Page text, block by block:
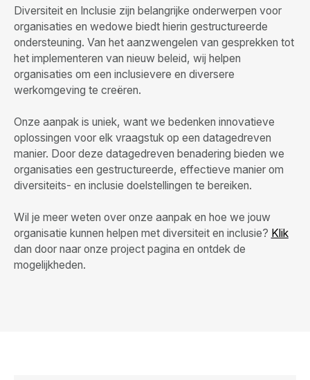
Diversiteit en Inclusie zijn belangrijke onderwerpen voor
organisaties en wedowe biedt hierin gestructureerde
ondersteuning. Van het aanzwengelen van gesprekken tot
het implementeren van nieuw beleid, wij helpen
organisaties om een inclusievere en diversere
werkomgeving te creëren.
Onze aanpak is uniek, want we bedenken innovatieve
oplossingen voor elk vraagstuk op een datagedreven
manier. Door deze datagedreven benadering bieden we
organisaties een gestructureerde, effectieve manier om
diversiteits- en inclusie doelstellingen te bereiken.
Wil je meer weten over onze aanpak en hoe we jouw
organisatie kunnen helpen met diversiteit en inclusie? Klik
dan door naar onze project pagina en ontdek de
mogelijkheden.